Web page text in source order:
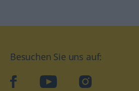
Besuchen Sie uns auf:
facebookYouTube Instagram